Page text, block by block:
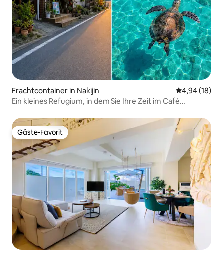
Frachtcontainer in Nakijin
4,94 (18)
Ein kleines Refugium, in dem Sie Ihre Zeit im Café
bewundern können
Gäste-Favorit
Gäste-Favorit